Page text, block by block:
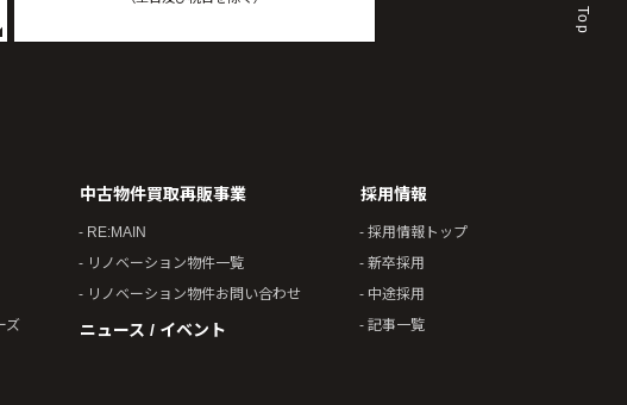
ズ
中古物件買取再販事業
- RE:MAIN
- リノベーション物件一覧
- リノベーション物件お問い合わせ
ニュース / イベント
採用情報
- 採用情報トップ
- 新卒採用
- 中途採用
- 記事一覧
Top